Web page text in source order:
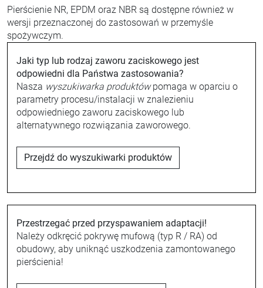
Pierścienie NR, EPDM oraz NBR są dostępne również w
wersji przeznaczonej do zastosowań w przemyśle
spożywczym.
Jaki typ lub rodzaj zaworu zaciskowego jest
odpowiedni dla Państwa zastosowania?
Nasza wyszukiwarka produktówpomaga w oparciu o
parametry procesu/instalacji w znalezieniu
odpowiedniego zaworu zaciskowego lub
alternatywnego rozwiązania zaworowego.
Przejdź do wyszukiwarki produktów
Przestrzegać przed przyspawaniem adaptacji!
Należy odkręcić pokrywę mufową (typ R / RA) od
obudowy, aby uniknąć uszkodzenia zamontowanego
pierścienia!